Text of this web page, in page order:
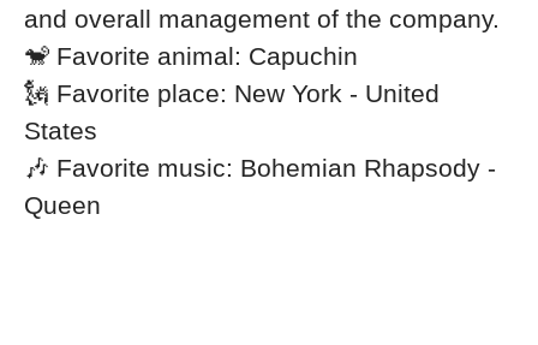
and overall management of the company.
🐒 Favorite animal: Capuchin
🗽 Favorite place: New York - United
States
🎶 Favorite music: Bohemian Rhapsody -
Queen